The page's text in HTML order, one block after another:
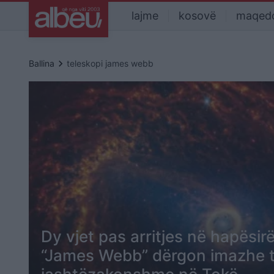
lajme kosovë
Ballina keyboard_arrow_right teleskopi james webb
Dy vjet pas arritjes në
“James Webb” dërgon imazhe